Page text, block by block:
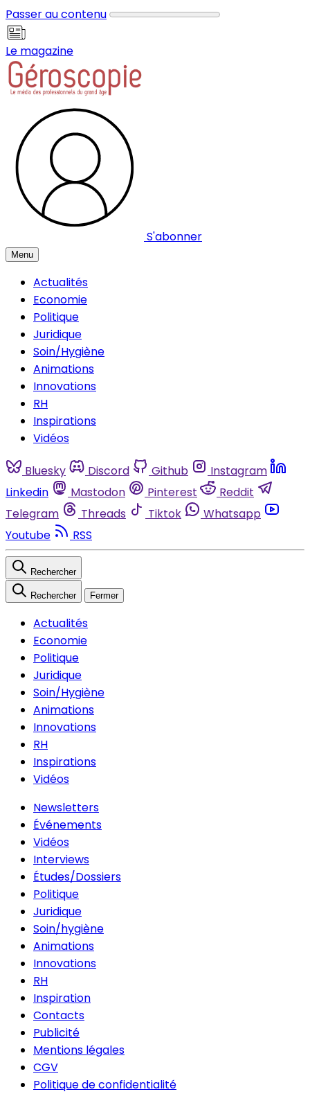
Passer au contenu
Le magazine
S'abonner
Menu
Actualités
Economie
Politique
Juridique
Soin/Hygiène
Animations
Innovations
RH
Inspirations
Vidéos
Bluesky Discord Github
Instagram
Linkedin
Mastodon Pinterest
Reddit
Telegram
Threads Tiktok
Whatsapp
Youtube
RSS
Rechercher
Rechercher Fermer
Actualités
Economie
Politique
Juridique
Soin/Hygiène
Animations
Innovations
RH
Inspirations
Vidéos
Newsletters
Événements
Vidéos
Interviews
Études/Dossiers
Politique
Juridique
Soin/hygiène
Animations
Innovations
RH
Inspiration
Contacts
Publicité
Mentions légales
CGV
Politique de confidentialité
Panneau de gestion des cookies